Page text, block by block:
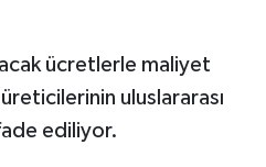
ücretlerle maliyet
uluslararası
ediliyor.